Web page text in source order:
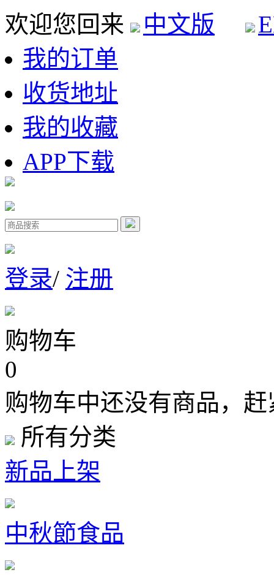
欢迎您回来 中文版
我的订单
收货地址
我的收藏
APP下载
登录/ 注册
购物车
0
购物车中还没有商品，
所有分类
新品上架
中秋節食品